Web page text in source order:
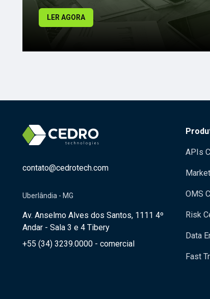
LER AGORA
contato@cedrotech.com
Uberlândia - MG
Av. Anselmo Alves dos Santos, 1111 4º
Andar - Sala 3 e 4 Tibery
+55 (34) 3239.0000 - comercial
APIs
OMS
Risk
Data
Fast